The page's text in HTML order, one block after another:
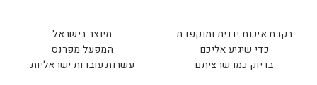
בקרת איכות ידנית ומוקפדת
כדי שיגיע אליכם
בדיוק כמו שרציתם
מיוצר בישראל
המפעל מפרנס
עשרות עובדות ישראליות